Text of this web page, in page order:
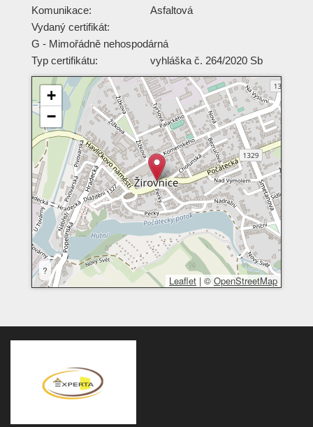
Komunikace:
Asfaltová
Vydaný certifikát:
G - Mimořádně nehospodárná
Typ certifikátu:
vyhláška č. 264/2020 Sb
+
−
?
Leaflet | © OpenStreetMap